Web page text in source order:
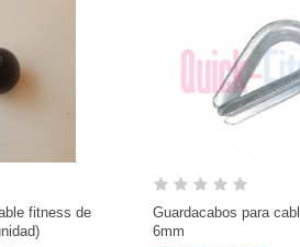
fitness de
Guardacabos para
6mm